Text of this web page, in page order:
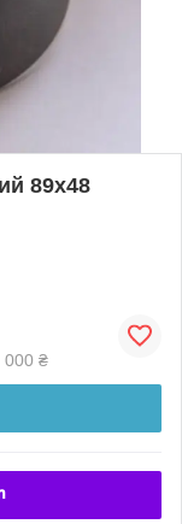
89х48
000 ₴